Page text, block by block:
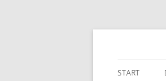
START